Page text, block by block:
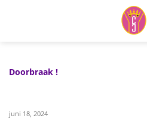
Doorbraak !
juni 18, 2024